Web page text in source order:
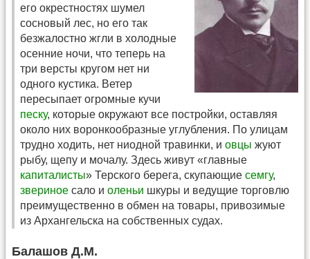
его окрестностях шумел
сосновый лес, но его так
безжалостно жгли в холодные
осенние ночи, что теперь на
три версты кругом нет ни
одного кустика. Ветер
пересыпает огромные кучи
песку, которые окружают все постройки, оставляя
около них воронкообразные углубления. По улицам
трудно ходить, нет ниодной травинки, и овцы жуют
рыбу, щепу и мочалу. Здесь живут «главные
капиталисты» Терского берега, скупающие семгу,
звериное сало и оленьи шкуры и ведущие торговлю
преимущественно в обмен на товары, привозимые
из Архангельска на собственных судах.
Балашов Д.М.